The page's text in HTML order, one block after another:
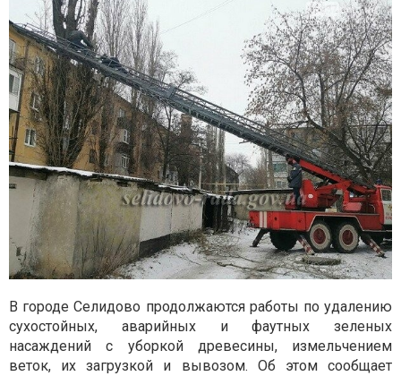
В городе Селидово продолжаются работы по удалению
сухостойных, аварийных и фаутных зеленых
насаждений с уборкой древесины, измельчением
веток, их загрузкой и вывозом. Об этом сообщает